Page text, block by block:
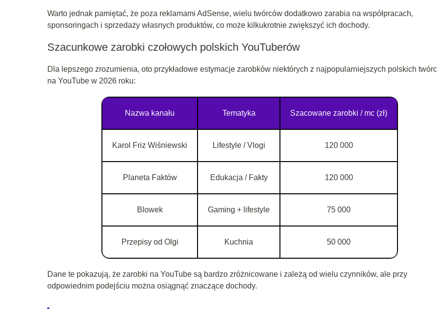
Warto jednak pamiętać, że poza reklamami AdSense, wielu twórców dodatkowo zarabia na współpracach,
sponsoringach i sprzedaży własnych produktów, co może kilkukrotnie zwiększyć ich dochody.
Szacunkowe zarobki czołowych polskich YouTuberów
Dla lepszego zrozumienia, oto przykładowe estymacje zarobków niektórych z najpopularniejszych polskich
na YouTube w 2026 roku:
Nazwa kanału Tematyka Szacowane zarobki / mc (zł)
Karol Friz Wiśniewski Lifestyle / Vlogi 120 000
Planeta Faktów Edukacja / Fakty 120 000
Blowek Gaming + lifestyle 75 000
Przepisy od Olgi Kuchnia 50 000
Dane te pokazują, że zarobki na YouTube są bardzo zróżnicowane i zależą od wielu czynników, ale przy
odpowiednim podejściu można osiągnąć znaczące dochody.